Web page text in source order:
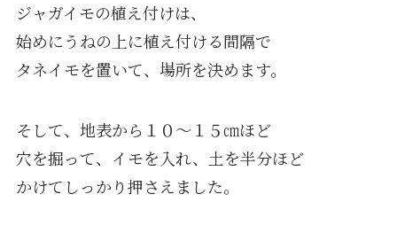
ジャガイモの植え付けは、
始めにうねの上に植え付ける間隔で
タネイモを置いて、場所を決めます。
そして、地表から１０〜１５㎝ほど
穴を掘って、イモを入れ、土を半分ほど
かけてしっかり押さえました。